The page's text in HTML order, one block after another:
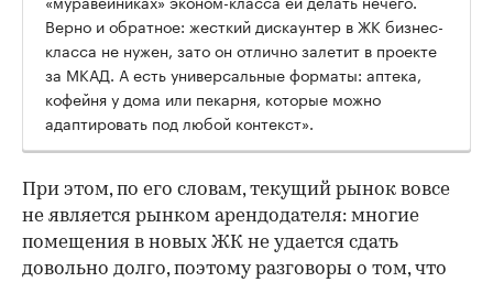
Верно и обратное: жесткий дискаунтер в ЖК бизнес-
класса не нужен, зато он отлично залетит в проекте
за МКАД. А есть универсальные форматы: аптека,
кофейня у дома или пекарня, которые можно
адаптировать под любой контекст».
При этом, по его словам, текущий рынок вовсе
не является рынком арендодателя: многие
помещения в новых ЖК не удается сдать
довольно долго, поэтому разговоры о том, что